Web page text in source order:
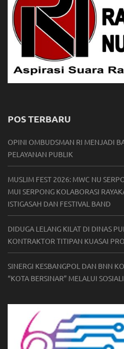
POS TERBARU
OPINI OMBUDSMAN RI MENJADI
PELAYANAN PUBLIK
MUSLIM FEST 2026: MWC NU
MUI SERPONG KOLABORASI
ISTIGASAH DAN FESTIVAL BAND
DIDUGA LELANG KILAT DI DINAS
KONTRAKTOR TITIPAN KUASAI
SINERGI KESBANGPOL DAN BNN
“KOTA BERSINAR” MELALUI